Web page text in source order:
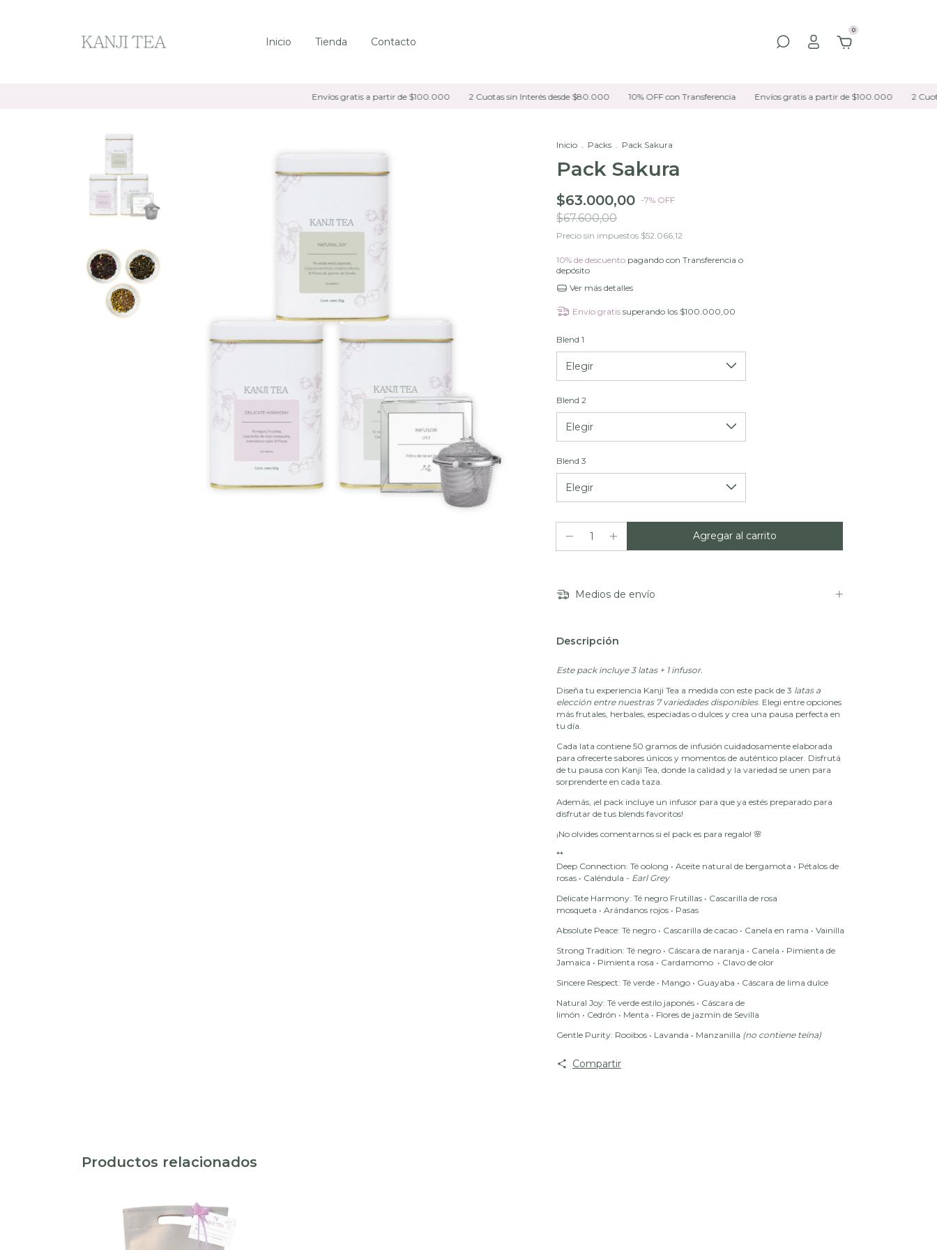
Inicio Tienda Contacto
0
Envíos gratis a partir de $100.000 2 Cuotas sin Interés desde $80.000 10% OFF con Transferencia Envíos gratis a partir de $100.000 2 Cuotas
Inicio . Packs . Pack Sakura
Pack Sakura
$63.000,00 -7% OFF
$67.600,00
Precio sin impuestos $52.066,12
10% de descuento pagando con Transferencia o
depósito
Ver más detalles
Envío gratis superando los $100.000,00
Blend 1
Blend 2
Blend 3
Medios de envío
Descripción
Este pack incluye 3 latas + 1 infusor.
Diseña tu experiencia Kanji Tea a medida con este pack de 3 latas a
elección entre nuestras 7 variedades disponibles. Elegi entre opciones
más frutales, herbales, especiadas o dulces y crea una pausa perfecta en
tu día.
Cada lata contiene 50 gramos de infusión cuidadosamente elaborada
para ofrecerte sabores únicos y momentos de auténtico placer. Disfrutá
de tu pausa con Kanji Tea, donde la calidad y la variedad se unen para
sorprenderte en cada taza.
Además, ¡el pack incluye un infusor para que ya estés preparado para
disfrutar de tus blends favoritos!
¡No olvides comentarnos si el pack es para regalo! 🌸
**
Deep Connection: Té oolong • Aceite natural de bergamota • Pétalos de
rosas • Caléndula - Earl Grey
Delicate Harmony: Té negro Frutillas • Cascarilla de rosa
mosqueta • Arándanos rojos • Pasas
Absolute Peace: Té negro • Cascarilla de cacao • Canela en rama • Vainilla
Strong Tradition: Té negro • Cáscara de naranja • Canela • Pimienta de
Jamaica • Pimienta rosa • Cardamomo • Clavo de olor
Sincere Respect: Té verde • Mango • Guayaba • Cáscara de lima dulce
Natural Joy: Té verde estilo japonés • Cáscara de
limón • Cedrón • Menta • Flores de jazmín de Sevilla
Gentle Purity: Rooibos • Lavanda • Manzanilla (no contiene teína)
Compartir
Productos relacionados